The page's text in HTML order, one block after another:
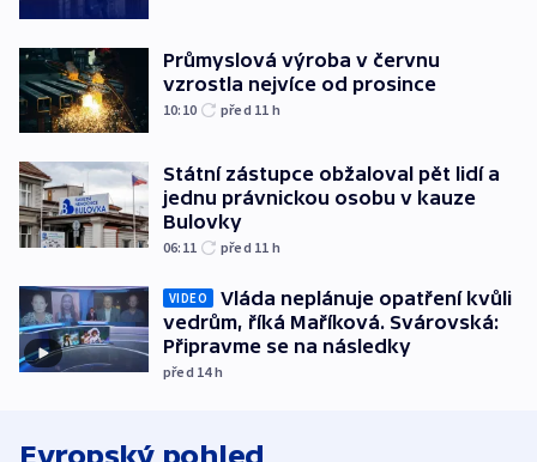
Průmyslová výroba v červnu
vzrostla nejvíce od prosince
10:10 před 11 h
Státní zástupce obžaloval pět lidí a
jednu právnickou osobu v kauze
Bulovky
06:11 před 11 h
VIDEO
Vláda neplánuje opatření kvůli
vedrům, říká Maříková. Svárovská:
Připravme se na následky
před 14h